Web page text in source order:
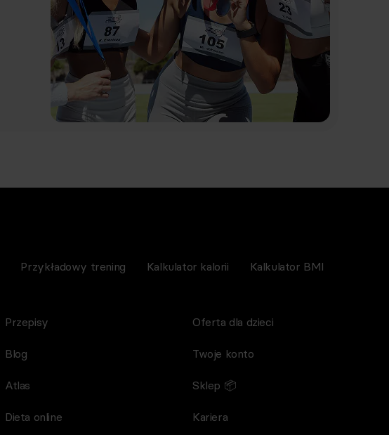
Przykładowy trening Kalkulator kalorii Kalkulator BMI
Przepisy
Blog
Atlas
Dieta online
Oferta dla dzieci
Twoje konto
Sklep 📦
Kariera